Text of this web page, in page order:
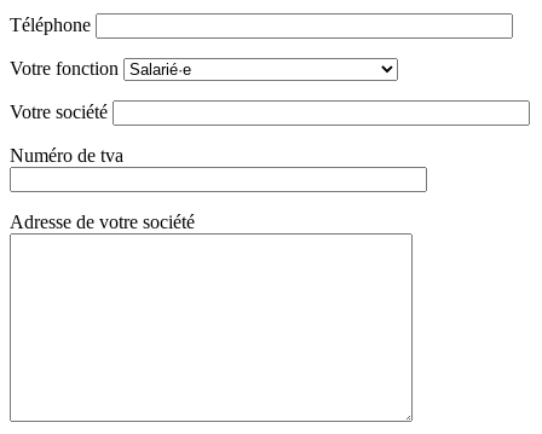
Téléphone
Votre fonction
Votre société
Numéro de tva
Adresse de votre société